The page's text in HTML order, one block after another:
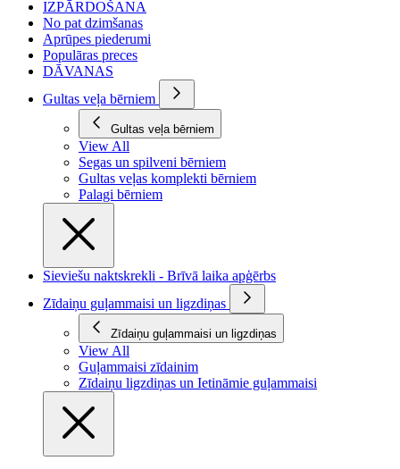
IZPĀRDOŠANA
No pat dzimšanas
Aprūpes piederumi
Populāras preces
DĀVANAS
Gultas veļa bērniem
Gultas veļa bērniem
View All
Segas un spilveni bērniem
Gultas veļas komplekti bērniem
Palagi bērniem
Sieviešu naktskrekli - Brīvā laika apģērbs
Zīdaiņu guļammaisi un ligzdiņas
Zīdaiņu guļammaisi un ligzdiņas
View All
Guļammaisi zīdainim
Zīdaiņu ligzdiņas un Ietināmie guļammaisi